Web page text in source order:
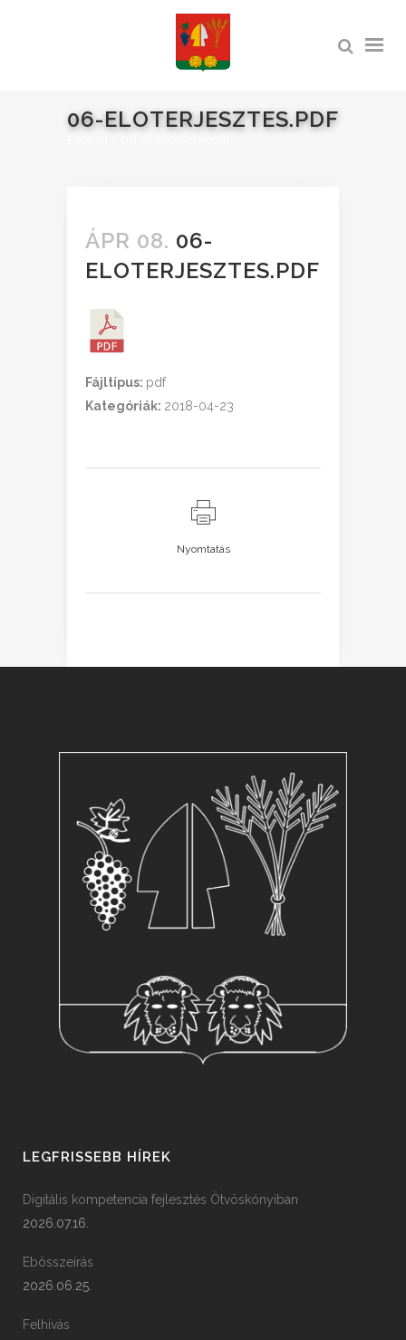
06-ELOTERJESZTES.PDF
ÁPR 08. 06-
ELOTERJESZTES.PDF
Fájltípus: pdf
Kategóriák: 2018-04-23
Nyomtatás
LEGFRISSEBB HÍREK
Digitális kompetencia fejlesztés Ötvöskónyiban
2026.07.16.
Ebösszeírás
2026.06.25.
Felhívás